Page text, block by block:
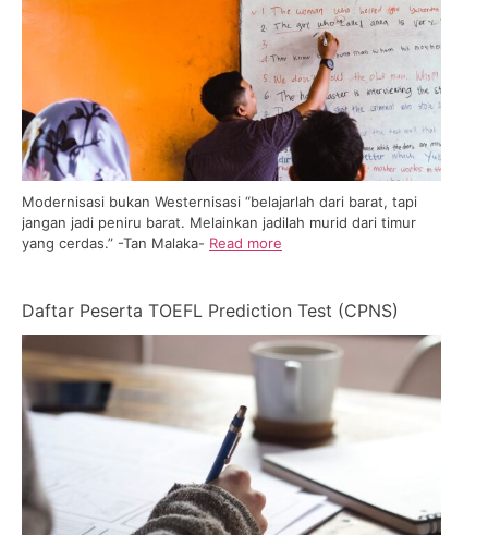
Modernisasi bukan Westernisasi “belajarlah dari barat, tapi
jangan jadi peniru barat. Melainkan jadilah murid dari timur
yang cerdas.” -Tan Malaka- Read more
Daftar Peserta TOEFL Prediction Test (CPNS)